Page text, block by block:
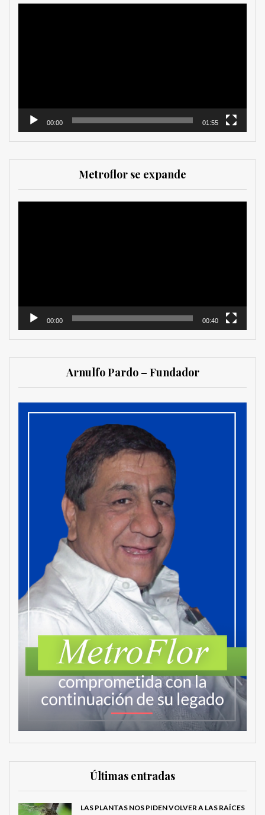
00:00 01:55
Metroflor se expande
00:00 00:40
Arnulfo Pardo – Fundador
Últimas entradas
LAS PLANTAS NOS PIDEN VOLVER A LAS RAÍCES